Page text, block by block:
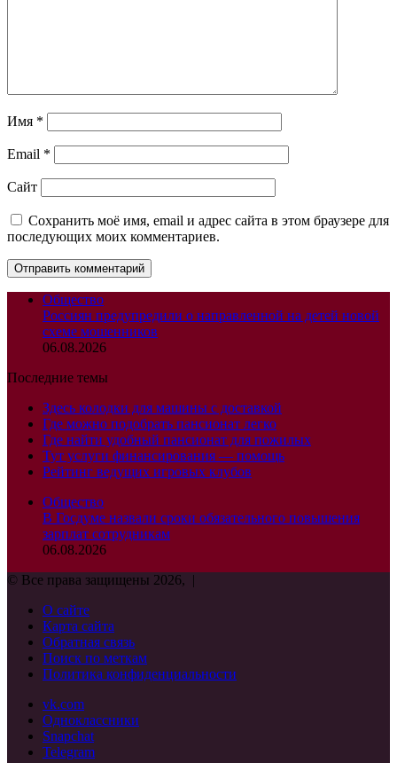
Имя *
Email *
Сайт
Сохранить моё имя, email и адрес сайта в этом браузере для
последующих моих комментариев.
Общество
Россиян предупредили о направленной на детей новой
схеме мошенников
06.08.2026
Последние темы
Здесь колодки для машины с доставкой
Где можно подобрать пансионат легко
Где найти удобный пансионат для пожилых
Тут услуги финансирования — помощь
Рейтинг ведущих игровых клубов
Общество
В Госдуме назвали сроки обязательного повышения
зарплат сотрудникам
06.08.2026
© Все права защищены 2026, |
О сайте
Карта сайта
Обратная связь
Поиск по меткам
Политика конфиденциальности
vk.com
Одноклассники
Snapchat
Telegram